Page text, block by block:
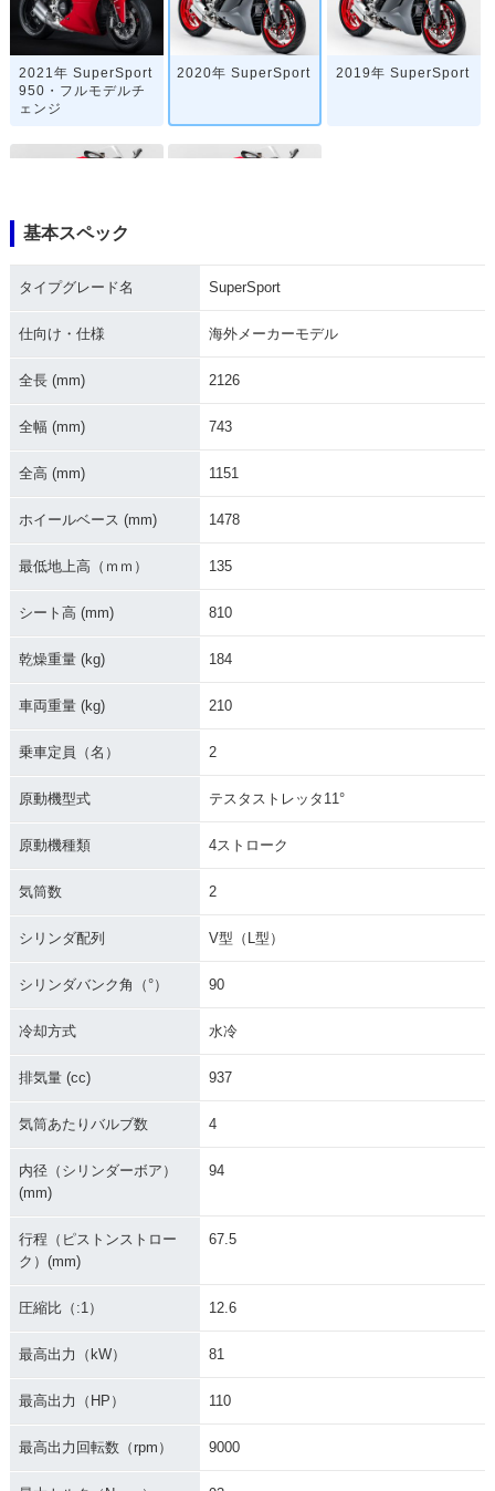
2021年 SuperSport
950・フルモデルチ
ェンジ
2020年 SuperSport 2019年 SuperSport
2018年 SuperSport
t・新登場
基本スペック
タイプグレード名 SuperSport
仕向け・仕様 海外メーカーモデル
全長 (mm) 2126
全幅 (mm) 743
全高 (mm) 1151
ホイールベース (mm) 1478
最低地上高（ｍｍ） 135
シート高 (mm) 810
乾燥重量 (kg) 184
車両重量 (kg) 210
乗車定員（名） 2
原動機型式 テスタストレッタ11°
原動機種類 4ストローク
気筒数 2
シリンダ配列 V型（L型）
シリンダバンク角（°） 90
冷却方式 水冷
排気量 (cc) 937
気筒あたりバルブ数 4
内径（シリンダーボア）
(mm)
94
行程（ピストンストロー
ク）(mm)
67.5
圧縮比（:1） 12.6
最高出力（kW） 81
最高出力（HP） 110
最高出力回転数（rpm） 9000